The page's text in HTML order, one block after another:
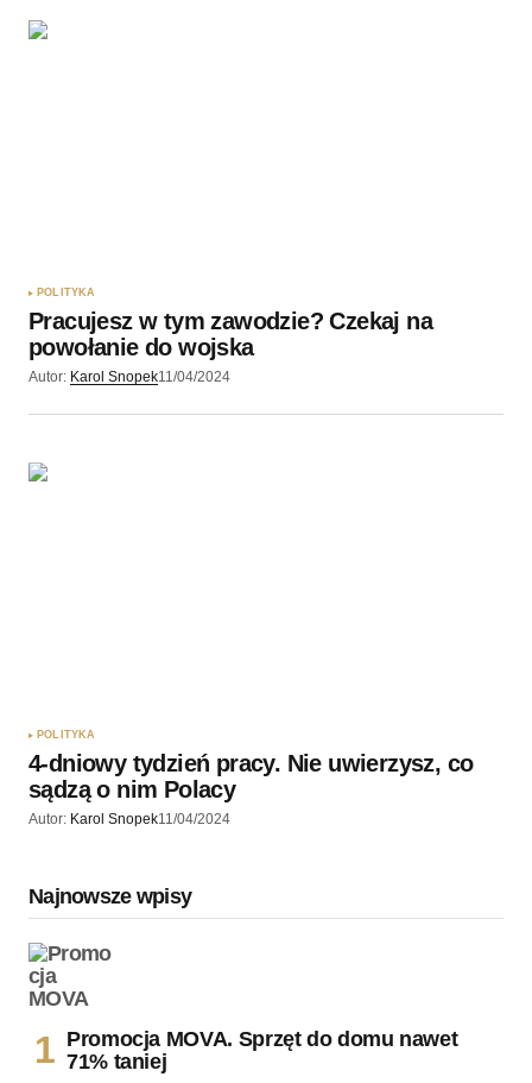
POLITYKA
Pracujesz w tym zawodzie? Czekaj na
powołanie do wojska
Autor: Karol Snopek11/04/2024
POLITYKA
4-dniowy tydzień pracy. Nie uwierzysz, co
sądzą o nim Polacy
Autor: Karol Snopek11/04/2024
Najnowsze wpisy
Promocja MOVA. Sprzęt do domu nawet
71% taniej